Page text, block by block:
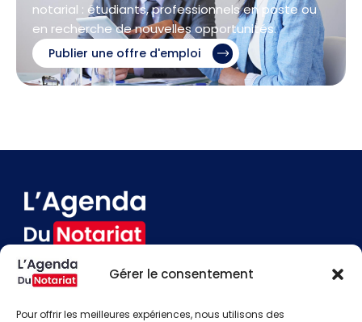
Gérer le consentement
Pour offrir les meilleures expériences, nous utilisons des
notarial : étudiants, professionnels en poste ou
en recherche de nouvelles opportunités.
Publier une offre d'emploi
Contact